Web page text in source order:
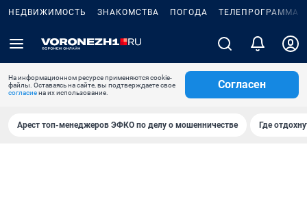
НЕДВИЖИМОСТЬ ЗНАКОМСТВА ПОГОДА ТЕЛЕПРОГРАММА
На информационном ресурсе применяются cookie-
файлы. Оставаясь на сайте, вы подтверждаете свое
согласиена их использование.
Согласен
Арест топ-менеджеров ЭФКО по делу о мошенничестве Где